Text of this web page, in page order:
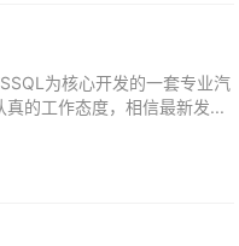
为核心开发的一套专业汽
的工作态度，相信最新发...